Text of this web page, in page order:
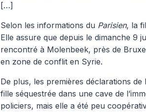
[…]
Selon les informations du Parisien, la
Elle assure que depuis le dimanche 9
rencontré à Molenbeek, près de
en zone de conflit en Syrie.
De plus, les premières déclarations
fille séquestrée dans une cave de
policiers, mais elle a été peu